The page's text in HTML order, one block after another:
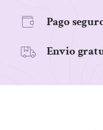
Pago
Envio